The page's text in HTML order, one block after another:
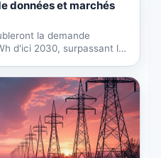
données et marchés
la demande
d'ici 2030, surpassant le